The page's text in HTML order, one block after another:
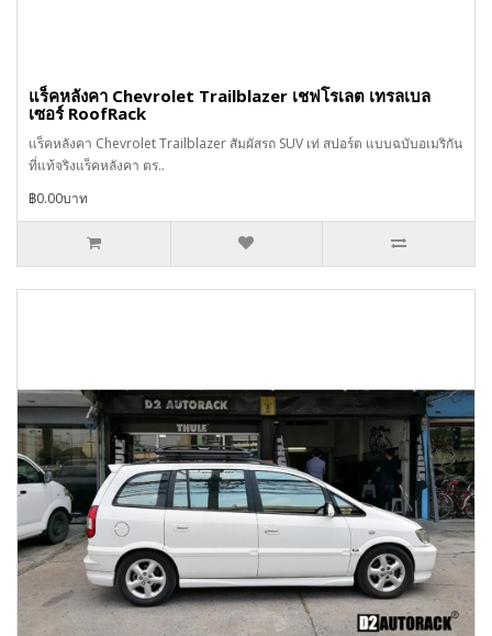
แร็คหลังคา Chevrolet Trailblazer เชฟโรเลต เทรลเบล
เซอร์ RoofRack
แร็คหลังคา Chevrolet Trailblazer สัมผัสรถ SUV เท่ สปอร์ต แบบฉบับอเมริกัน
ที่แท้จริงแร็คหลังคา ตร..
฿0.00บาท